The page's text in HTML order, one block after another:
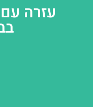
עזרה